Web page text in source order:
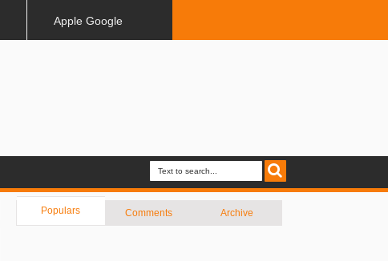
Populars Comments Archive
Apple Google